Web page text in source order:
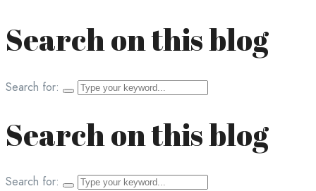
Search on this blog
Search for:
Search on this blog
Search for: